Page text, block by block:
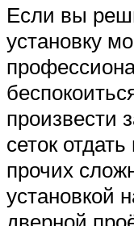
Если вы
установку
произвести
сеток
прочих
установкой